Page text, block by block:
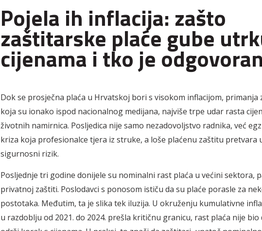
Pojela ih inflacija: zašto
zaštitarske plaće gube
cijenama i tko je
Dok se prosječna plaća u Hrvatskoj bori s visokom inflacijom, primanja
koja su ionako ispod nacionalnog medijana, najviše trpe udar rasta
životnih namirnica. Posljedica nije samo nezadovoljstvo radnika, već
kriza koja profesionalce tjera iz struke, a loše plaćenu zaštitu pretvara
sigurnosni rizik.
Posljednje tri godine donijele su nominalni rast plaća u većini sektora,
privatnoj zaštiti. Poslodavci s ponosom ističu da su plaće porasle za
postotaka. Međutim, ta je slika tek iluzija. U okruženju kumulativne
u razdoblju od 2021. do 2024. prešla kritičnu granicu, rast plaća nije bio